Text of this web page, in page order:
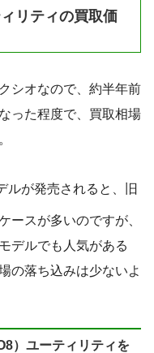
リティの買取価
シオなので、約半年前
った程度で、買取相場
ルが発売されると、旧
ースが多いのですが、
デルでも人気がある
の落ち込みは少ないよ
）ユーティリティを